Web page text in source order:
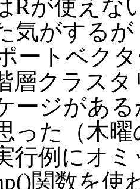
Rが使えな
気がする
ートベク
層クラス
ージがあ
った（木
行例にオ
関数を